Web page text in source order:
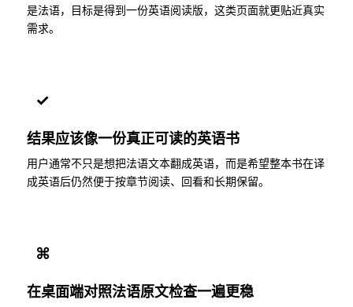
是法语，目标是得到一份英语阅读版，这类页面就更贴近真实
需求。
✓
结果应该像一份真正可读的英语书
用户通常不只是想把法语文本翻成英语，而是希望整本书在译
成英语后仍然便于按章节阅读、回看和长期保留。
⌘
在桌面端对照法语原文检查一遍更稳